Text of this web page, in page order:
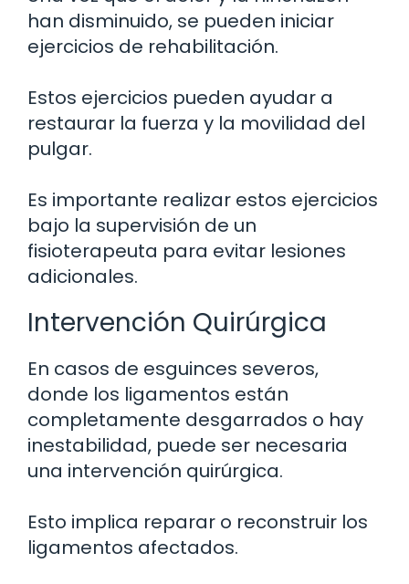
han disminuido, se pueden iniciar
ejercicios de rehabilitación.
Estos ejercicios pueden ayudar a
restaurar la fuerza y la movilidad del
pulgar.
Es importante realizar estos ejercicios
bajo la supervisión de un
fisioterapeuta para evitar lesiones
adicionales.
Intervención Quirúrgica
En casos de esguinces severos,
donde los ligamentos están
completamente desgarrados o hay
inestabilidad, puede ser necesaria
una intervención quirúrgica.
Esto implica reparar o reconstruir los
ligamentos afectados.